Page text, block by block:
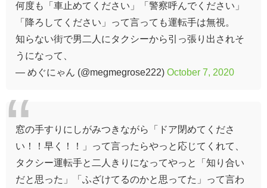
何度も「車止めてください」「警察呼んでください」
「降ろしてください」って言っても運転手は無視。
知らない街で男二人にタクシーから引っ張り出されそ
うになって、
— めぐにゃん (@megmegrose222) October 7, 2020
窓の手すりにしがみつきながら「ドア閉めてくださ
い！！早く！！」って言ったらやっと応じてくれて、
タクシー運転手と二人きりになってやっと「知り合い
だと思った」「ふざけてるのかと思ってた」って言わ